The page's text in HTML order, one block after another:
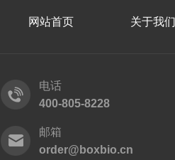
网站首页 关于我们
电话
400-805-8228
邮箱
order@boxbio.cn